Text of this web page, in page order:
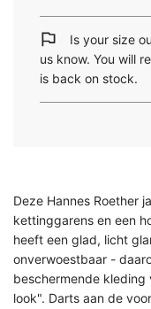
d
i
n
.
.
Is your size
us know. You will
is back on stock.
Deze Hannes Roether
kettinggarens en een
heeft een glad, licht
onverwoestbaar -
beschermende
look". Darts aan de